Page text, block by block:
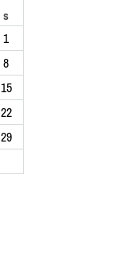
s
1
8
15
22
29